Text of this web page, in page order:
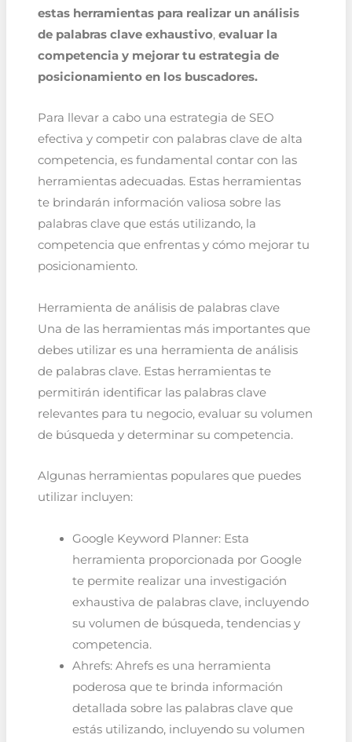
estas herramientas para realizar un análisis
de palabras clave exhaustivo, evaluar la
competencia y mejorar tu estrategia de
posicionamiento en los buscadores.
Para llevar a cabo una estrategia de SEO
efectiva y competir con palabras clave de alta
competencia, es fundamental contar con las
herramientas adecuadas. Estas herramientas
te brindarán información valiosa sobre las
palabras clave que estás utilizando, la
competencia que enfrentas y cómo mejorar tu
posicionamiento.
Herramienta de análisis de palabras clave
Una de las herramientas más importantes que
debes utilizar es una herramienta de análisis
de palabras clave. Estas herramientas te
permitirán identificar las palabras clave
relevantes para tu negocio, evaluar su volumen
de búsqueda y determinar su competencia.
Algunas herramientas populares que puedes
utilizar incluyen:
Google Keyword Planner: Esta
herramienta proporcionada por Google
te permite realizar una investigación
exhaustiva de palabras clave, incluyendo
su volumen de búsqueda, tendencias y
competencia.
Ahrefs: Ahrefs es una herramienta
poderosa que te brinda información
detallada sobre las palabras clave que
estás utilizando, incluyendo su volumen